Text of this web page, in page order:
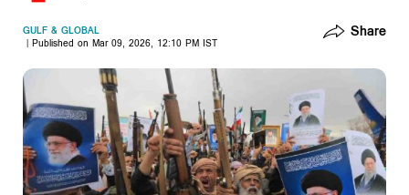
GULF & GLOBAL
Published on Mar 09, 2026, 12:10 PM IST
Share